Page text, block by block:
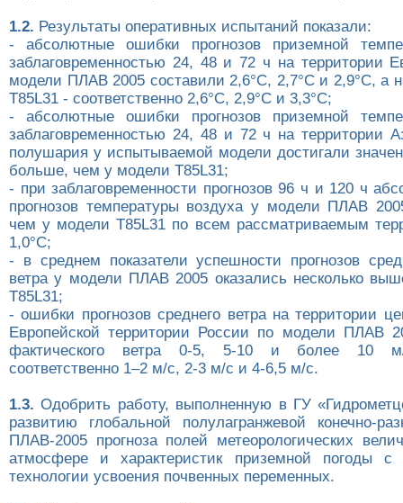
1.2. Результаты оперативных испытаний показали:
- абсолютные ошибки прогнозов приземной
заблаговременностью 24, 48 и 72 ч на территории
модели ПЛАВ 2005 составили 2,6°С, 2,7°С и 2,9°С, а
Т85L31 - соответственно 2,6°С, 2,9°С и 3,3°С;
- абсолютные ошибки прогнозов приземной
заблаговременностью 24, 48 и 72 ч на территории
полушария у испытываемой модели достигали
больше, чем у модели Т85L31;
- при заблаговременности прогнозов 96 ч и 120 ч
прогнозов температуры воздуха у модели ПЛАВ
чем у модели Т85L31 по всем рассматриваемым
1,0°С;
- в среднем показатели успешности прогнозов
ветра у модели ПЛАВ 2005 оказались несколько
Т85L31;
- ошибки прогнозов среднего ветра на территории
Европейской территории России по модели ПЛАВ
фактического ветра 0-5, 5-10 и более 10 м/
соответственно 1–2 м/с, 2-3 м/с и 4-6,5 м/с.
1.3. Одобрить работу, выполненную в ГУ
развитию глобальной полулагранжевой конечно-
ПЛАВ-2005 прогноза полей метеорологических
атмосфере и характеристик приземной погоды с
технологии усвоения почвенных переменных.